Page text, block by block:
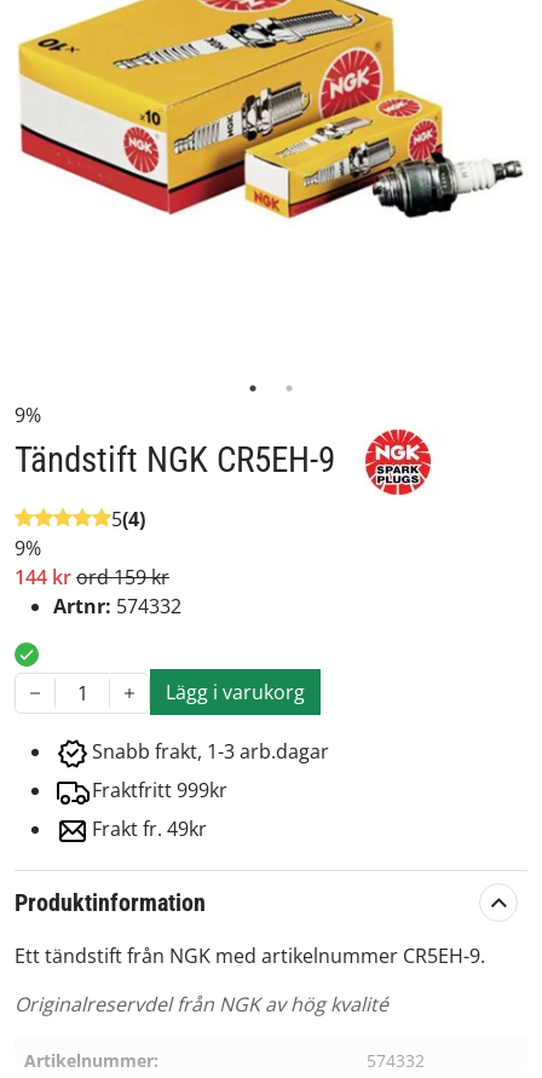
9%
Tändstift NGK CR5EH-9
5(4)
9%
144 krord 159 kr
Artnr: 574332
1 Lägg i varukorg
Snabb frakt, 1-3 arb.dagar
Fraktfritt 999kr
Frakt fr. 49kr
Produktinformation
Ett tändstift från NGK med artikelnummer CR5EH-9.
Originalreservdel från NGK av hög kvalité
Artikelnummer:
574332